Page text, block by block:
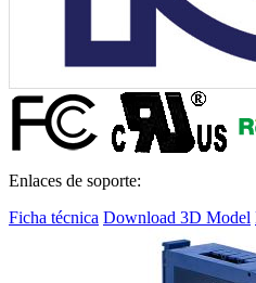
Enlaces de soporte:
Ficha técnica Download 3D Model